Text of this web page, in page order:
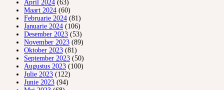
April 2024 (63)
Maart 2024 (60)
Februarie 2024 (81)
Januarie 2024 (106)
Desember 2023 (53)
November 2023 (89)
Oktober 2023 (81)
September 2023 (50)
Augustus 2023 (100)
Julie 2023 (122)
Junie 2023 (94)